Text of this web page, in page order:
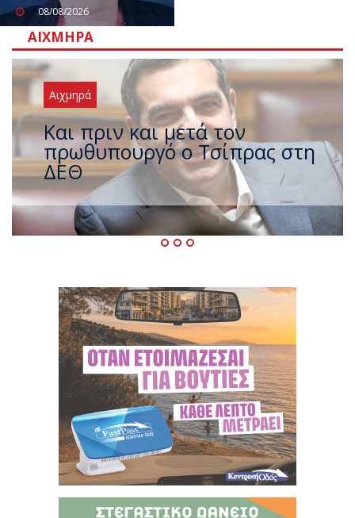
08/08/2026
ΑΙΧΜΗΡΆ
Αιχμηρά
Έρχεται νέο ισχυρό κύμα
ζέστης με 40 βαθμούς Κελσίου
– Ο καιρός έως τον
Δεκαπενταύγουστο